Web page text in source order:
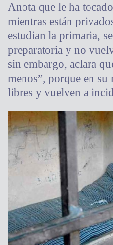
Anota que le ha
mientras están
estudian la primaria,
preparatoria y no
sin embargo, aclara
menos”, porque en su
libres y vuelven a